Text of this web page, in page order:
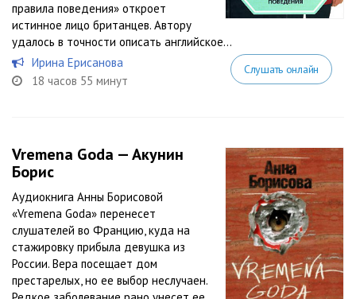
правила поведения» откроет
истинное лицо британцев. Автору
удалось в точности описать английское...
Ирина Ерисанова
18 часов 55 минут
Слушать онлайн
Vremena Goda — Акунин
Борис
Аудиокнига Анны Борисовой
«Vremena Goda» перенесет
слушателей во Францию, куда на
стажировку прибыла девушка из
России. Вера посещает дом
престарелых, но ее выбор неслучаен.